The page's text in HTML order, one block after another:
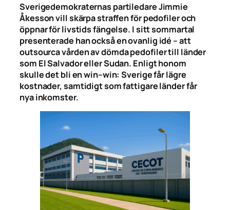
Sverigedemokraternas partiledare Jimmie
Åkesson vill skärpa straffen för pedofiler och
öppnar för livstids fängelse. I sitt sommartal
presenterade han också en ovanlig idé – att
outsourca vården av dömda pedofiler till länder
som El Salvador eller Sudan. Enligt honom
skulle det bli en win–win: Sverige får lägre
kostnader, samtidigt som fattigare länder får
nya inkomster.